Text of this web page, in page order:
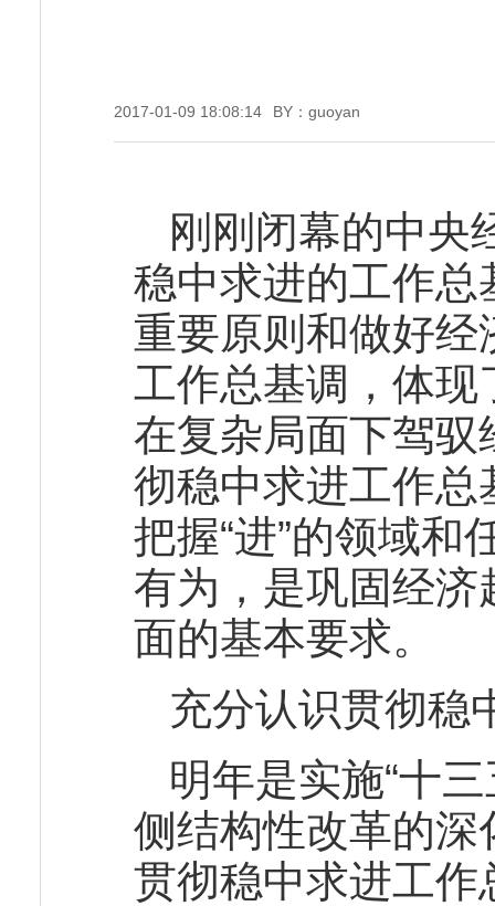
2017-01-09 18:08:14 BY：guoyan
刚刚闭幕的中央
稳中求进的工作
重要原则和做好
工作总基调，体
在复杂局面下驾
彻稳中求进工作总
把握“进”的领域和
有为，是巩固经
面的基本要求。
充分认识贯彻稳
明年是实施“十
侧结构性改革的
贯彻稳中求进工